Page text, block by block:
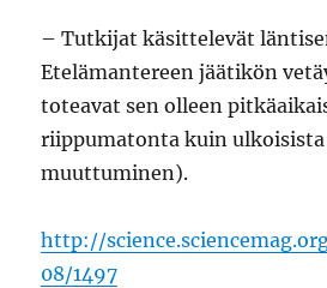
– Tutkijat käsittelevät
Etelämantereen jäätikön
toteavat sen olleen
riippumatonta kuin
muuttuminen).
http://
08/1497